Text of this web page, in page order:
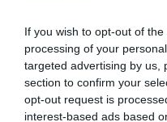
If you wish to opt-out of
processing of your
targeted advertising by us,
section to confirm your
opt-out request is
interest-based ads based
Χτίζουμε μαζί ένα
Κάθε παιδί είναι μια
κοινωνία. Για
στέκεται δίπλα σε
προσφέροντας
παιδιά να